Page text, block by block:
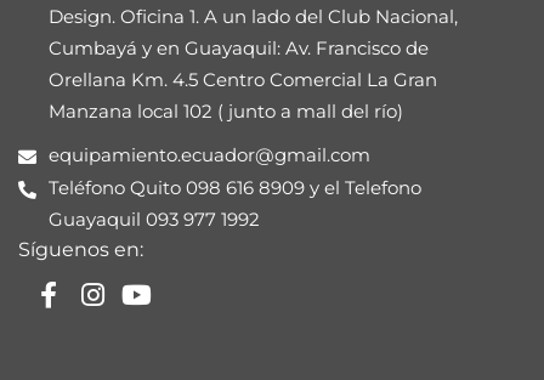
Design. Oficina 1. A un lado del Club Nacional,
Cumbayá y en Guayaquil: Av. Francisco de
Orellana Km. 4.5 Centro Comercial La Gran
Manzana local 102 ( junto a mall del río)
equipamiento.ecuador@gmail.com
Teléfono Quito 098 616 8909 y el Telefono
Guayaquil 093 977 1992
Síguenos en: